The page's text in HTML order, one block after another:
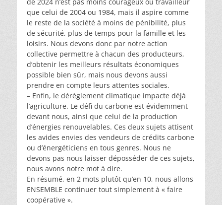
que celui de 2004 ou 1984, mais il aspire comme
le reste de la société à moins de pénibilité, plus
de sécurité, plus de temps pour la famille et les
loisirs. Nous devons donc par notre action
collective permettre à chacun des producteurs,
d’obtenir les meilleurs résultats économiques
possible bien sûr, mais nous devons aussi
prendre en compte leurs attentes sociales.
– Enfin, le dérèglement climatique impacte déjà
l’agriculture. Le défi du carbone est évidemment
devant nous, ainsi que celui de la production
d’énergies renouvelables. Ces deux sujets attisent
les avides envies des vendeurs de crédits carbone
ou d’énergéticiens en tous genres. Nous ne
devons pas nous laisser déposséder de ces sujets,
nous avons notre mot à dire.
En résumé, en 2 mots plutôt qu’en 10, nous allons
ENSEMBLE continuer tout simplement à « faire
coopérative ».